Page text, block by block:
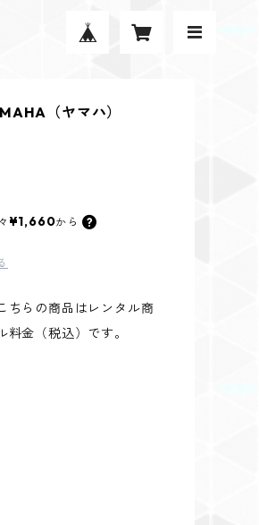
（ヤマハ）
¥1,660から
ちらの商品はレンタル商
金（税込）です。